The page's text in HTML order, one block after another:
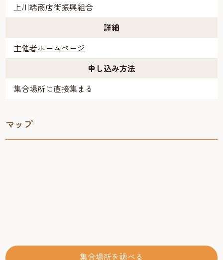
上川端商店街振興組合
詳細
主催者ホームページ
申し込み方法
集合場所に直接集まる
マップ
集合場所を調べる